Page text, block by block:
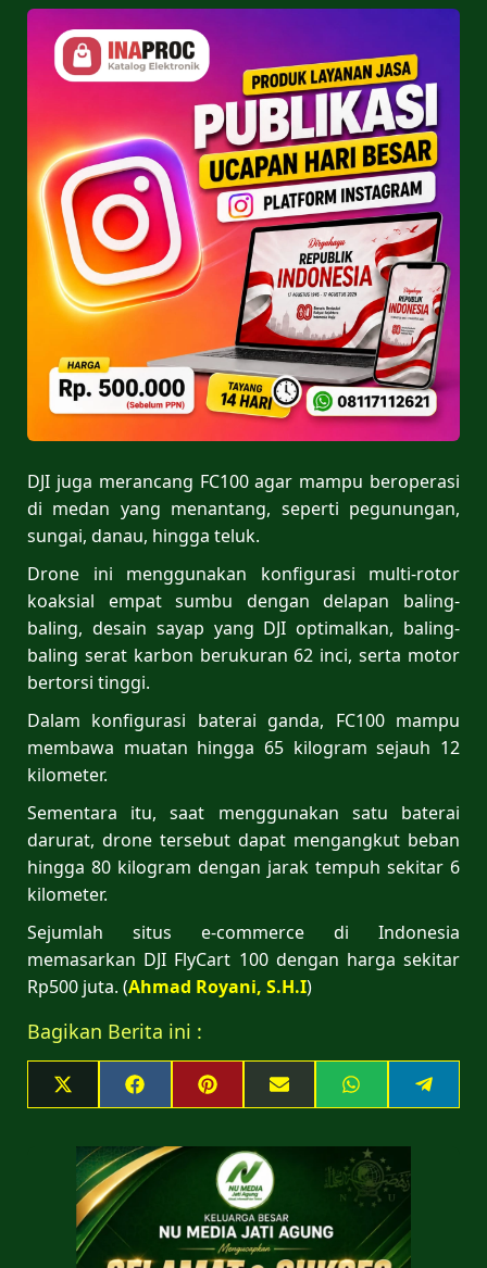
DJI juga merancang FC100 agar mampu beroperasi
di medan yang menantang, seperti pegunungan,
sungai, danau, hingga teluk.
Drone ini menggunakan konfigurasi multi-rotor
koaksial empat sumbu dengan delapan baling-
baling, desain sayap yang DJI optimalkan, baling-
baling serat karbon berukuran 62 inci, serta motor
bertorsi tinggi.
Dalam konfigurasi baterai ganda, FC100 mampu
membawa muatan hingga 65 kilogram sejauh 12
kilometer.
Sementara itu, saat menggunakan satu baterai
darurat, drone tersebut dapat mengangkut beban
hingga 80 kilogram dengan jarak tempuh sekitar 6
kilometer.
Sejumlah situs e-commerce di Indonesia
memasarkan DJI FlyCart 100 dengan harga sekitar
Rp500 juta. (Ahmad Royani, S.H.I)
Bagikan Berita ini :